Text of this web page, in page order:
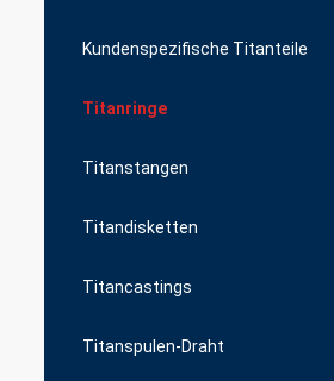
Kundenspezifische Titanteile
Titanringe
Titanstangen
Titandisketten
Titancastings
Titanspulen-Draht